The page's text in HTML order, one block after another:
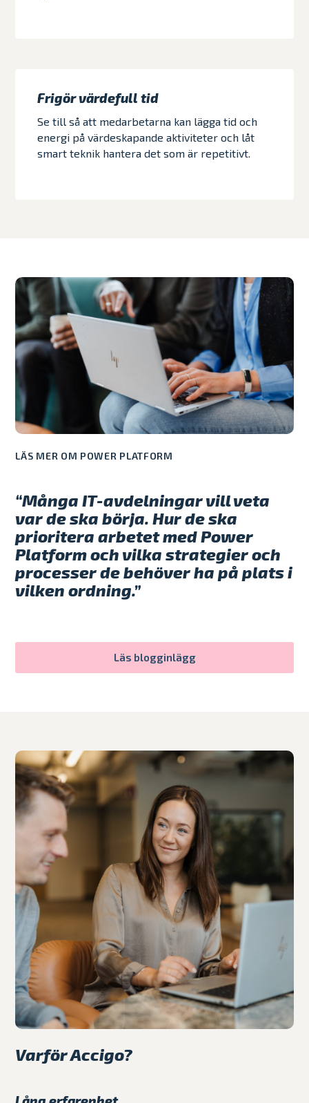
Frigör värdefull tid
Se till så att medarbetarna kan lägga tid och
energi på värdeskapande aktiviteter och låt
smart teknik hantera det som är repetitivt.
LÄS MER OM POWER PLATFORM
“Många IT-avdelningar vill veta
var de ska börja. Hur de ska
prioritera arbetet med Power
Platform och vilka strategier och
processer de behöver ha på plats i
vilken ordning.”
Läs blogginlägg
Varför Accigo?